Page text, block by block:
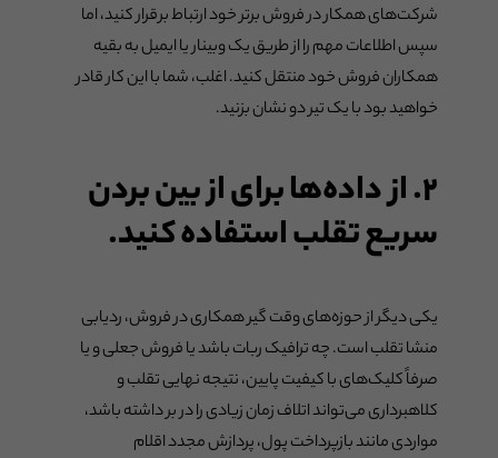
شرکت‌های همکار در فروش برتر خود ارتباط برقرار کنید، اما
سپس اطلاعات مهم را از طریق یک وبینار یا ایمیل به بقیه
همکاران فروش خود منتقل کنید. اغلب، شما با این کار قادر
خواهید بود با یک تیر دو نشان بزنید.
۲. از داده‌‌ها برای از بین بردن
سریع تقلب استفاده کنید.
یکی دیگر از حوزه‌های وقت گیر همکاری در فروش، ردیابی
منشا تقلب است. چه ترافیک ربات باشد یا فروش جعلی و یا
صرفاً کلیک‌های با کیفیت پایین، نتیجه نهایی تقلب و
کلاهبرداری می‌تواند اتلاف زمان زیادی را در بر داشته باشد،
مواردی مانند بازپرداخت پول، پردازش مجدد اقلام